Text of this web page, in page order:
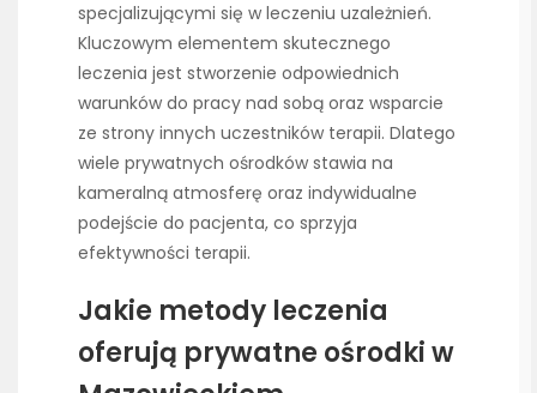
specjalizującymi się w leczeniu uzależnień.
Kluczowym elementem skutecznego
leczenia jest stworzenie odpowiednich
warunków do pracy nad sobą oraz wsparcie
ze strony innych uczestników terapii. Dlatego
wiele prywatnych ośrodków stawia na
kameralną atmosferę oraz indywidualne
podejście do pacjenta, co sprzyja
efektywności terapii.
Jakie metody leczenia
oferują prywatne ośrodki w